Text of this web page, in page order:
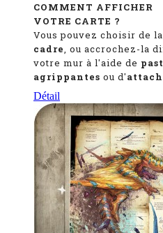
COMMENT AFFICHER
VOTRE CARTE ?
Vous pouvez choisir de
cadre, ou accrochez-la
votre mur à l'aide de
agrippantes ou d'
Détail